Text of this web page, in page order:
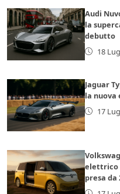
Audi
la
debutto
18
Jaguar
la nuova
17
elettrico
presa da